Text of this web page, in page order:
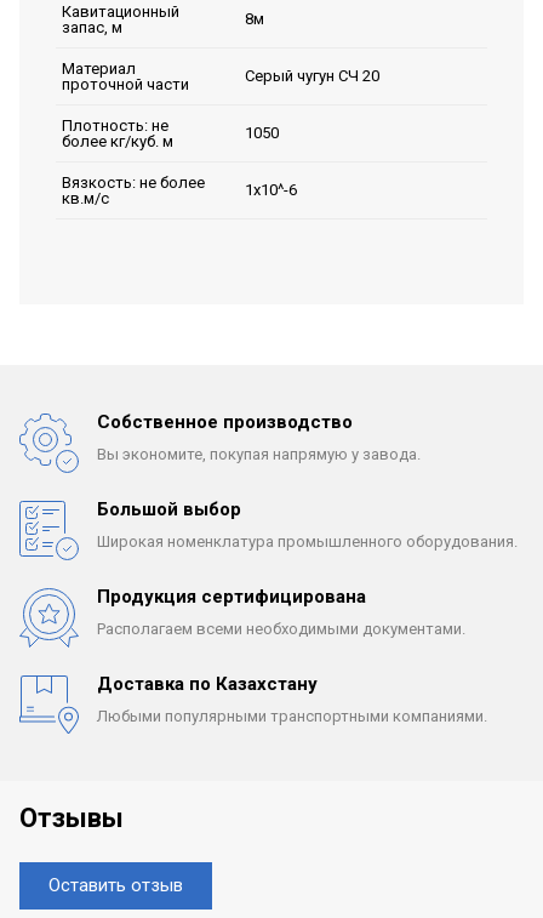
Кавитационный
запас, м
8м
Материал
проточной части
Серый чугун СЧ 20
Плотность: не
более кг/куб. м
1050
Вязкость: не более
кв.м/с
1х10^-6
Собственное производство
Вы экономите, покупая напрямую у завода.
Большой выбор
Широкая номенклатура промышленного оборудования.
Продукция сертифицирована
Располагаем всеми необходимыми документами.
Доставка по Казахстану
Любыми популярными транспортными компаниями.
Отзывы
Оставить отзыв